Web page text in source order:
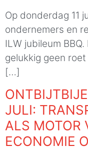
Op donderdag 11
ondernemers en
ILW jubileum
gelukkig geen
[…]
JULI:
ALS MOTOR
ECONOMIE